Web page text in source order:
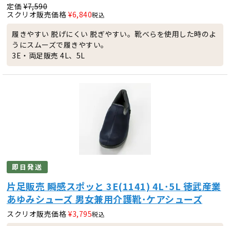
定価 ¥7,590
スクリオ販売価格 ¥6,840税込
履きやすい 脱げにくい 脱ぎやすい。靴べらを使用した時のよ
うにスムーズで履きやすい。
3E・両足販売 4L、5L
即日発送
片足販売 瞬感スポッと 3E(1141) 4L･5L 徳武産業
あゆみシューズ 男女兼用介護靴･ケアシューズ
スクリオ販売価格 ¥3,795税込